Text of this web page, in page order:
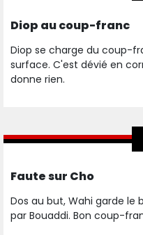
Diop au coup-franc
Diop se charge du coup-
surface. C'est dévié en
donne rien.
Faute sur Cho
Dos au but, Wahi garde le
par Bouaddi. Bon coup-